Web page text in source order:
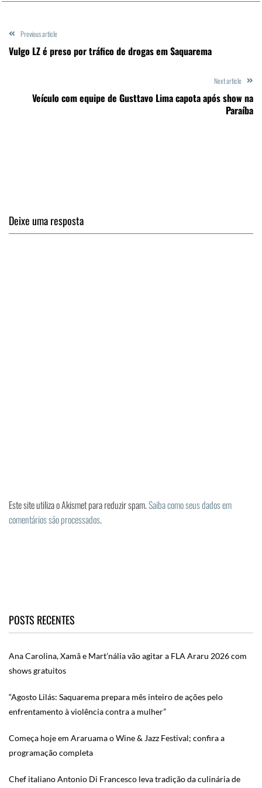
Previous article
Vulgo LZ é preso por tráfico de drogas em Saquarema
Next article
Veículo com equipe de Gusttavo Lima capota após show na
Paraíba
Deixe uma resposta
Este site utiliza o Akismet para reduzir spam.Saiba como seus dados em
comentários são processados.
POSTS RECENTES
Ana Carolina, Xamã e Mart’nália vão agitar a FLA Araru 2026 com
shows gratuitos
“Agosto Lilás: Saquarema prepara mês inteiro de ações pelo
enfrentamento à violência contra a mulher”
Começa hoje em Araruama o Wine & Jazz Festival; confira a
programação completa
Chef italiano Antonio Di Francesco leva tradição da culinária de